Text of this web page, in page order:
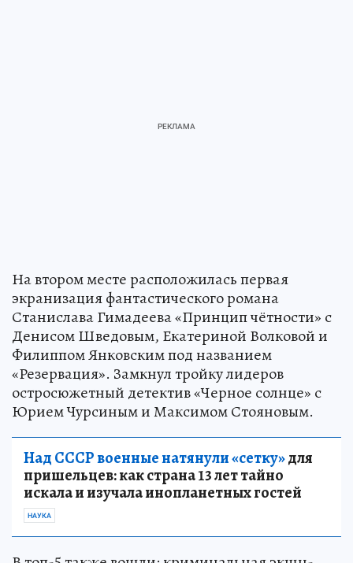
На втором месте расположилась первая
экранизация фантастического романа
Станислава Гимадеева «Принцип чётности» с
Денисом Шведовым, Екатериной Волковой и
Филиппом Янковским под названием
«Резервация». Замкнул тройку лидеров
остросюжетный детектив «Черное солнце» с
Юрием Чурсиным и Максимом Стояновым.
Над СССР военные натянули «сетку»для
пришельцев: как страна 13 лет тайно
искала и изучала инопланетных гостей
НАУКА